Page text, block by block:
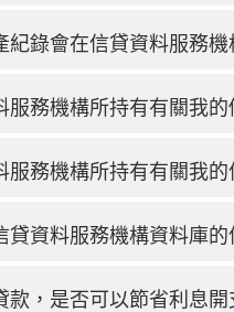
紀錄會在信貸資料服務機
服務機構所持有有關我的
服務機構所持有有關我
貸資料服務機構資料庫
款，是否可以節省利息開